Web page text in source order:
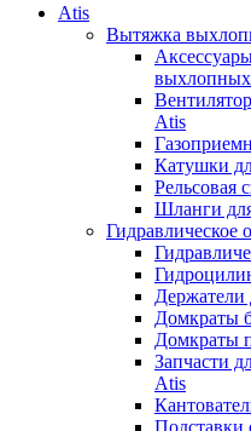
Atis
Вытяжка
выхлопных
Atis
Катушки
Рельсовая
Шланги
Гидравлическое
Держатели
Домкраты
Домкраты
Запчасти
Atis
Подставки